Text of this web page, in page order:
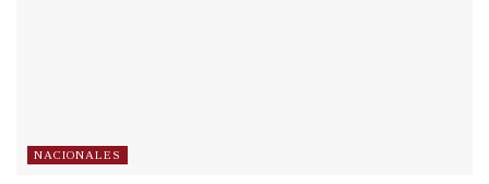
NACIONALES